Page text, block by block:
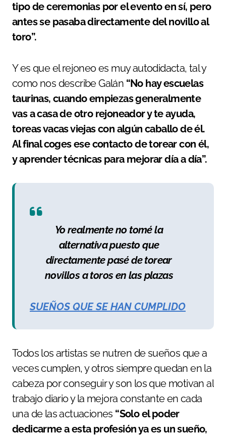
tipo de ceremonias por el evento en sí, pero
antes se pasaba directamente del novillo al
toro”.
Y es que el rejoneo es muy autodidacta, tal y
como nos describe Galán “No hay escuelas
taurinas, cuando empiezas generalmente
vas a casa de otro rejoneador y te ayuda,
toreas vacas viejas con algún caballo de él.
Al final coges ese contacto de torear con él,
y aprender técnicas para mejorar día a día”.
Yo realmente no tomé la
alternativa puesto que
directamente pasé de torear
novillos a toros en las plazas
SUEÑOS QUE SE HAN CUMPLIDO
Todos los artistas se nutren de sueños que a
veces cumplen, y otros siempre quedan en la
cabeza por conseguir y son los que motivan al
trabajo diario y la mejora constante en cada
una de las actuaciones “Solo el poder
dedicarme a esta profesión ya es un sueño,